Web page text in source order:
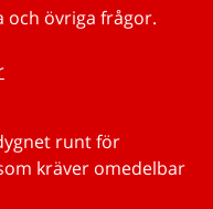
och övriga frågor.
runt för
kräver omedelbar